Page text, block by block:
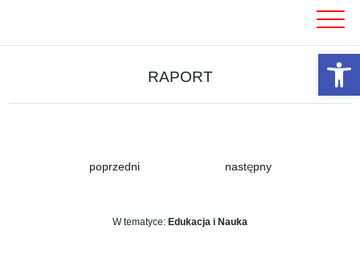
RAPORT
poprzedni następny
W tematyce: Edukacja i Nauka